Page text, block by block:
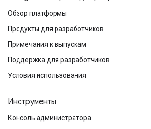
Обзор платформы
Продукты для разработчиков
Примечания к выпускам
Поддержка для разработчиков
Условия использования
Инструменты
Консоль администратора